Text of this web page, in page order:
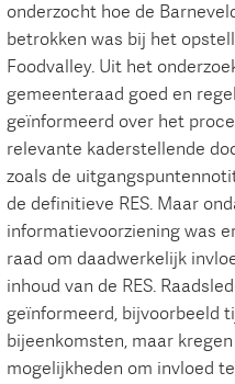
onderzocht hoe de
betrokken was bij het
Foodvalley. Uit het
gemeenteraad goed en
geïnformeerd over het
relevante kaderstellende
zoals de
de definitieve RES. Maar
informatievoorziening was
raad om daadwerkelijk
inhoud van de RES.
geïnformeerd, bijvoorbeeld
bijeenkomsten, maar
mogelijkheden om invloed